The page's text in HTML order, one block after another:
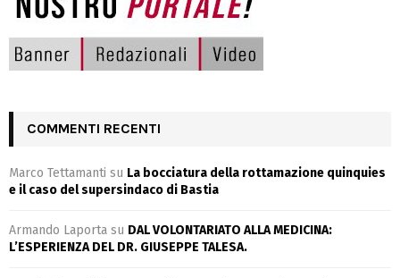
COMMENTI RECENTI
Marco Tettamanti su La bocciatura della rottamazione quinquies
e il caso del supersindaco di Bastia
Armando Laporta su DAL VOLONTARIATO ALLA MEDICINA:
L’ESPERIENZA DEL DR. GIUSEPPE TALESA.